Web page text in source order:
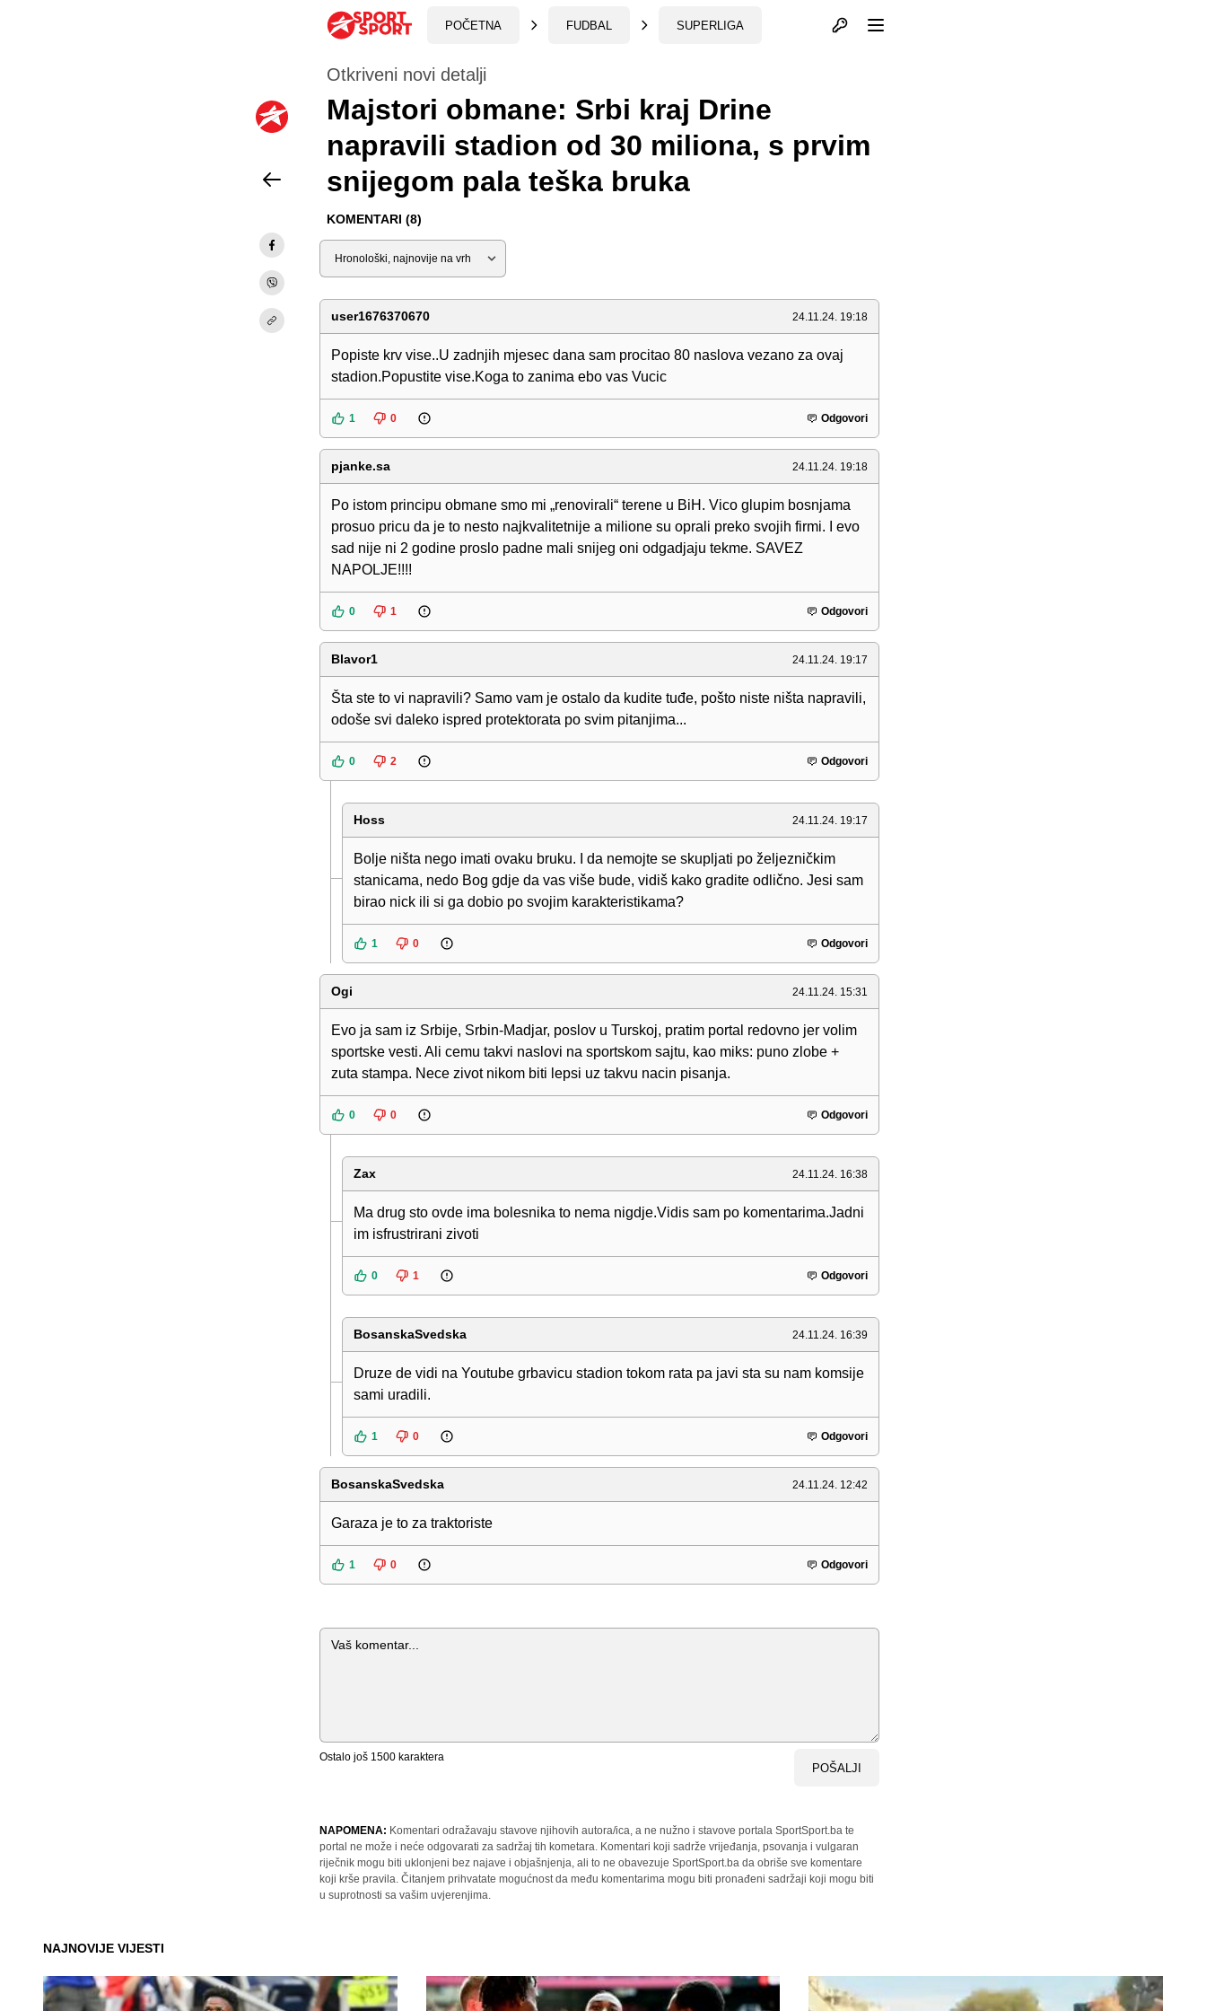
POČETNA FUDBAL SUPERLIGA Otvori profil
Otkriveni novi detalji
Majstori obmane: Srbi kraj Drine
napravili stadion od 30 miliona, s prvim
snijegom pala teška bruka
KOMENTARI (8)
Sortiraj
user1676370670 24.11.24. 19:18
Popiste krv vise..U zadnjih mjesec dana sam procitao 80 naslova vezano za ovaj
stadion.Popustite vise.Koga to zanima ebo vas Vucic
1 0 Odgovori
pjanke.sa 24.11.24. 19:18
Po istom principu obmane smo mi „renovirali“ terene u BiH. Vico glupim bosnjama
prosuo pricu da je to nesto najkvalitetnije a milione su oprali preko svojih firmi. I evo
sad nije ni 2 godine proslo padne mali snijeg oni odgadjaju tekme. SAVEZ
NAPOLJE!!!!
0 1 Odgovori
Blavor1 24.11.24. 19:17
Šta ste to vi napravili? Samo vam je ostalo da kudite tuđe, pošto niste ništa napravili,
odoše svi daleko ispred protektorata po svim pitanjima...
0 2 Odgovori
Hoss 24.11.24. 19:17
Bolje ništa nego imati ovaku bruku. I da nemojte se skupljati po željezničkim
stanicama, nedo Bog gdje da vas više bude, vidiš kako gradite odlično. Jesi sam
birao nick ili si ga dobio po svojim karakteristikama?
1 0 Odgovori
Ogi 24.11.24. 15:31
Evo ja sam iz Srbije, Srbin-Madjar, poslov u Turskoj, pratim portal redovno jer volim
sportske vesti. Ali cemu takvi naslovi na sportskom sajtu, kao miks: puno zlobe +
zuta stampa. Nece zivot nikom biti lepsi uz takvu nacin pisanja.
0 0 Odgovori
Zax 24.11.24. 16:38
Ma drug sto ovde ima bolesnika to nema nigdje.Vidis sam po komentarima.Jadni
im isfrustrirani zivoti
0 1 Odgovori
BosanskaSvedska 24.11.24. 16:39
Druze de vidi na Youtube grbavicu stadion tokom rata pa javi sta su nam komsije
sami uradili.
1 0 Odgovori
BosanskaSvedska 24.11.24. 12:42
Garaza je to za traktoriste
1 0 Odgovori
Komentar
Ostalo još 1500 karaktera
POŠALJI
NAPOMENA: Komentari odražavaju stavove njihovih autora/ica, a ne nužno i stavove portala SportSport.ba te
portal ne može i neće odgovarati za sadržaj tih kometara. Komentari koji sadrže vrijeđanja, psovanja i vulgaran
riječnik mogu biti uklonjeni bez najave i objašnjenja, ali to ne obavezuje SportSport.ba da obriše sve komentare
koji krše pravila. Čitanjem prihvatate mogućnost da među komentarima mogu biti pronađeni sadržaji koji mogu biti
u suprotnosti sa vašim uvjerenjima.
NAJNOVIJE VIJESTI